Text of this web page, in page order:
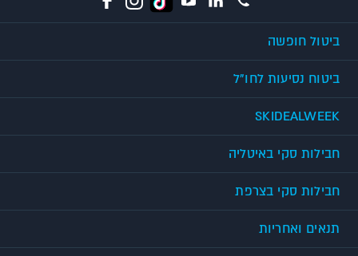
ביטול חופשה
ביטוח נסיעות לחו"ל
SKIDEALWEEK
חבילות סקי באיטליה
חבילות סקי בצרפת
תנאים ואחריות